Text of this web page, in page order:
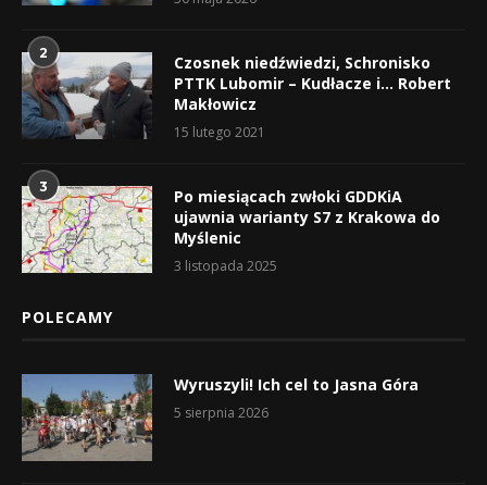
2
Czosnek niedźwiedzi, Schronisko
PTTK Lubomir – Kudłacze i… Robert
Makłowicz
15 lutego 2021
3
Po miesiącach zwłoki GDDKiA
ujawnia warianty S7 z Krakowa do
Myślenic
3 listopada 2025
POLECAMY
Wyruszyli! Ich cel to Jasna Góra
5 sierpnia 2026